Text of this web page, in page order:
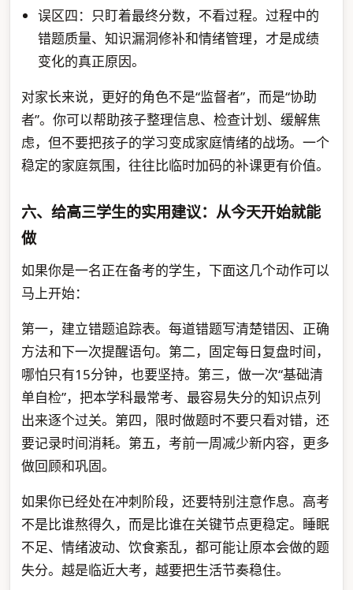
误区四：只盯着最终分数，不看过程。过程中的
错题质量、知识漏洞修补和情绪管理，才是成绩
变化的真正原因。
对家长来说，更好的角色不是“监督者”，而是“协助
者”。你可以帮助孩子整理信息、检查计划、缓解焦
虑，但不要把孩子的学习变成家庭情绪的战场。一个
稳定的家庭氛围，往往比临时加码的补课更有价值。
六、给高三学生的实用建议：从今天开始就能
做
如果你是一名正在备考的学生，下面这几个动作可以
马上开始：
第一，建立错题追踪表。每道错题写清楚错因、正确
方法和下一次提醒语句。第二，固定每日复盘时间，
哪怕只有15分钟，也要坚持。第三，做一次“基础清
单自检”，把本学科最常考、最容易失分的知识点列
出来逐个过关。第四，限时做题时不要只看对错，还
要记录时间消耗。第五，考前一周减少新内容，更多
做回顾和巩固。
如果你已经处在冲刺阶段，还要特别注意作息。高考
不是比谁熬得久，而是比谁在关键节点更稳定。睡眠
不足、情绪波动、饮食紊乱，都可能让原本会做的题
失分。越是临近大考，越要把生活节奏稳住。